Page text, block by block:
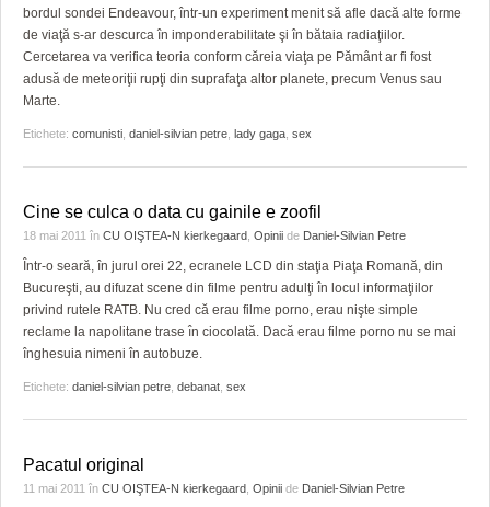
bordul sondei Endeavour, într-un experiment menit să afle dacă alte forme
de viaţă s-ar descurca în imponderabilitate şi în bătaia radiaţiilor.
Cercetarea va verifica teoria conform căreia viaţa pe Pământ ar fi fost
adusă de meteoriţii rupţi din suprafaţa altor planete, precum Venus sau
Marte.
Etichete: comunisti daniel-silvian petre lady gaga sex
Cine se culca o data cu gainile e zoofil
18 mai 2011 în CU OIŞTEA-N kierkegaard Opinii de Daniel-Silvian Petre
Într-o seară, în jurul orei 22, ecranele LCD din staţia Piaţa Romană, din
Bucureşti, au difuzat scene din filme pentru adulţi în locul informaţiilor
privind rutele RATB. Nu cred că erau filme porno, erau nişte simple
reclame la napolitane trase în ciocolată. Dacă erau filme porno nu se mai
înghesuia nimeni în autobuze.
Etichete: daniel-silvian petre debanat sex
Pacatul original
11 mai 2011 în CU OIŞTEA-N kierkegaard Opinii de Daniel-Silvian Petre